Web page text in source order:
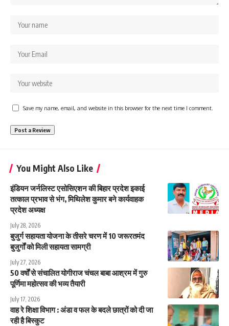
Save my name, email, and website in this browser for the next time I comment.
You Might Also Like
इंडियन जर्नलिस्ट एसोसिएशन की बिहार प्रदेश इकाई
तत्काल प्रभाव से भंग, मिथिलेश कुमार बने कार्यवाहक
प्रदेश अध्यक्ष
July 28, 2026
बुजुर्ग सहायता योजना के तीसरे चरण में 10 जरूरतमंद
बुजुर्गों को मिली सहायता सामग्री
July 27, 2026
50 वर्षों से संचालित योगीराज चंचल बाबा आश्रम में गुरु
पूर्णिमा महोत्सव की भव्य तैयारी
July 17, 2026
वाह रे शिक्षा विभाग : अंडा व फल के बदले छात्रों को दी जा
रही है बिस्कुट